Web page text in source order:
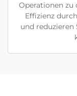
Operationen zu
Effizienz
und reduzieren